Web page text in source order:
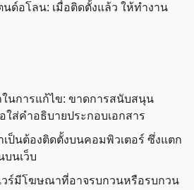
ด์อโลน: เมื่อติดตั้งแล้ว ให้ทำงาน
นการแก้ไข: ขาดการสนับสนุน
ใส่คำอธิบายประกอบเอกสาร
เป็นต้องติดตั้งบนคอมพิวเตอร์ ซึ่งแตก
บนเว็บ
ร์มีโฆษณาที่อาจรบกวนหรือรบกวน